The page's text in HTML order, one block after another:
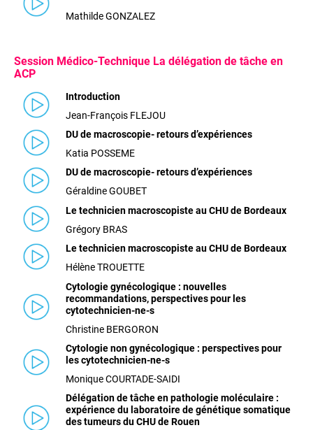
Mathilde GONZALEZ
Session Médico-Technique La délégation de tâche en
ACP
Introduction
Jean-François FLEJOU
DU de macroscopie- retours d’expériences
Katia POSSEME
DU de macroscopie- retours d’expériences
Géraldine GOUBET
Le technicien macroscopiste au CHU de Bordeaux
Grégory BRAS
Le technicien macroscopiste au CHU de Bordeaux
Hélène TROUETTE
Cytologiegynécologique : nouvelles
recommandations, perspectives pour les
cytotechnicien-ne-s
Christine BERGORON
Cytologie non gynécologique : perspectives pour
les cytotechnicien-ne-s
Monique COURTADE-SAIDI
Délégation de tâche en pathologie moléculaire :
expérience du laboratoire de génétique somatique
des tumeurs du CHU de Rouen